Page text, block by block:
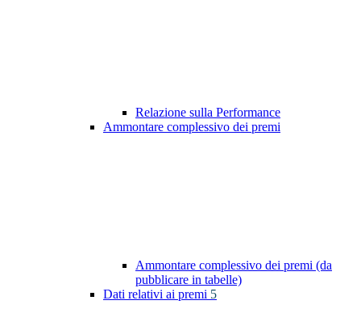
Relazione sulla Performance
Ammontare complessivo dei premi
Ammontare complessivo dei premi (da
pubblicare in tabelle)
Dati relativi ai premi 5